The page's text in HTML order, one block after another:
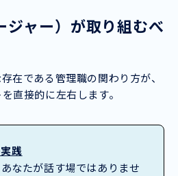
ジャー）が取り組むべ
在である管理職の関わり方が、
直接的に左右します。
践
なたが話す場ではありませ